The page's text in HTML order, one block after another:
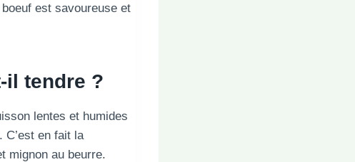
est savoureuse et
il tendre ?
lentes et humides
en fait la
mignon au beurre.